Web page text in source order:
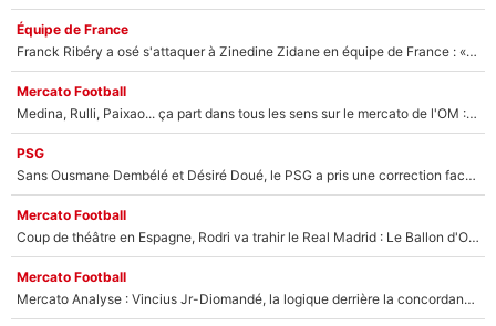
Équipe de France
Franck Ribéry a osé s'attaquer à Zinedine Zidane en équipe de France : «Je n'aurais jamais fait ça»
Mercato Football
Medina, Rulli, Paixao... ça part dans tous les sens sur le mercato de l'OM : Frank McCourt va enfin récupérer l'argent qu'il attend ?
PSG
Sans Ousmane Dembélé et Désiré Doué, le PSG a pris une correction face à Majorque : Luis Enrique attend avec impatience des renforts !
Mercato Football
Coup de théâtre en Espagne, Rodri va trahir le Real Madrid : Le Ballon d'Or a choisi de signer au FC Barcelone !
Mercato Football
Mercato Analyse : Vincius Jr-Diomandé, la logique derrière la concordance des temps